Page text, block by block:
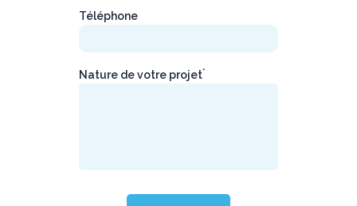
Téléphone
Nature de votre projet*